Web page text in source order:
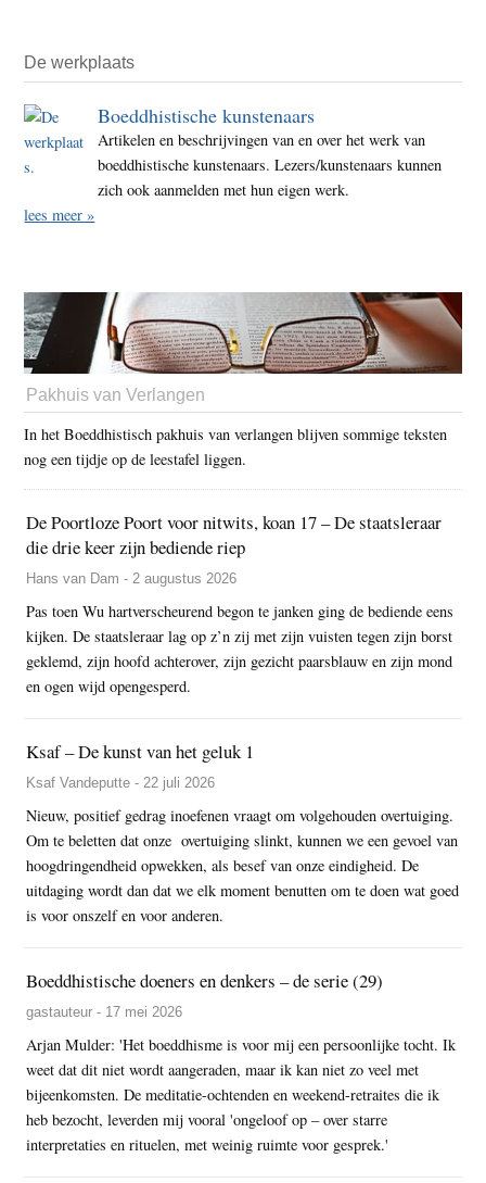
De werkplaats
Boeddhistische kunstenaars
Artikelen en beschrijvingen van en over het werk van
boeddhistische kunstenaars. Lezers/kunstenaars kunnen
zich ook aanmelden met hun eigen werk.
lees meer »
Pakhuis van Verlangen
In het Boeddhistisch pakhuis van verlangen blijven sommige teksten
nog een tijdje op de leestafel liggen.
De Poortloze Poort voor nitwits, koan 17 – De staatsleraar
die drie keer zijn bediende riep
Hans van Dam - 2 augustus 2026
Pas toen Wu hartverscheurend begon te janken ging de bediende eens
kijken. De staatsleraar lag op z’n zij met zijn vuisten tegen zijn borst
geklemd, zijn hoofd achterover, zijn gezicht paarsblauw en zijn mond
en ogen wijd opengesperd.
Ksaf – De kunst van het geluk 1
Ksaf Vandeputte - 22 juli 2026
Nieuw, positief gedrag inoefenen vraagt om volgehouden overtuiging.
Om te beletten dat onze overtuiging slinkt, kunnen we een gevoel van
hoogdringendheid opwekken, als besef van onze eindigheid. De
uitdaging wordt dan dat we elk moment benutten om te doen wat goed
is voor onszelf en voor anderen.
Boeddhistische doeners en denkers – de serie (29)
gastauteur - 17 mei 2026
Arjan Mulder: 'Het boeddhisme is voor mij een persoonlijke tocht. Ik
weet dat dit niet wordt aangeraden, maar ik kan niet zo veel met
bijeenkomsten. De meditatie-ochtenden en weekend-retraites die ik
heb bezocht, leverden mij vooral 'ongeloof op – over starre
interpretaties en rituelen, met weinig ruimte voor gesprek.'